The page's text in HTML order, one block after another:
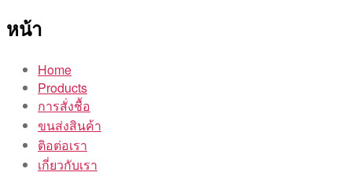
หน้า
Home
Products
การสั่งชื้อ
ขนส่งสินค้า
ติอต่อเรา
เกี่ยวกับเรา